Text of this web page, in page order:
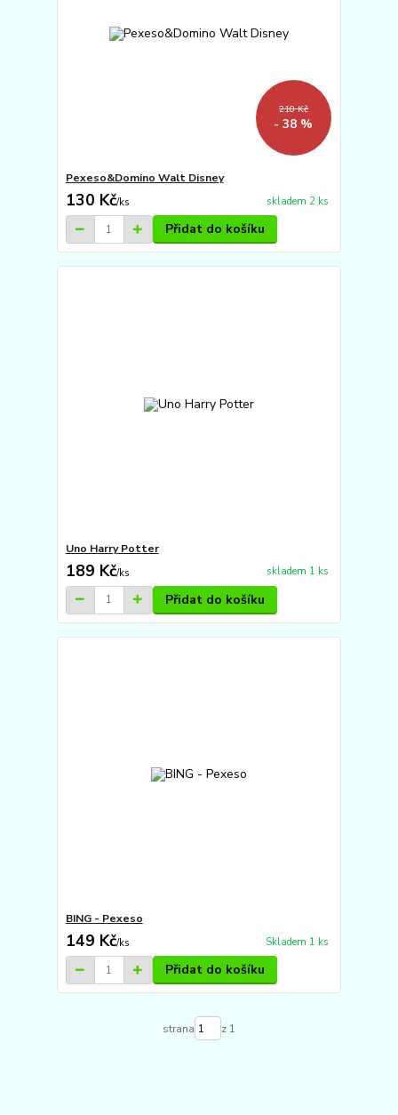
210 Kč
- 38 %
Pexeso&Domino Walt Disney
130 Kč/ks skladem 2 ks
Přidat do košíku
Uno Harry Potter
189 Kč/ks skladem 1 ks
Přidat do košíku
BING - Pexeso
149 Kč/ks Skladem 1 ks
Přidat do košíku
strana z 1